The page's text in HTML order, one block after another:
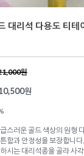
대리석 다용도 티테
원
원
스러운 골드 색상의 원형
함과 안정성을 보장합니다.
시는 대리석종을 골라 사